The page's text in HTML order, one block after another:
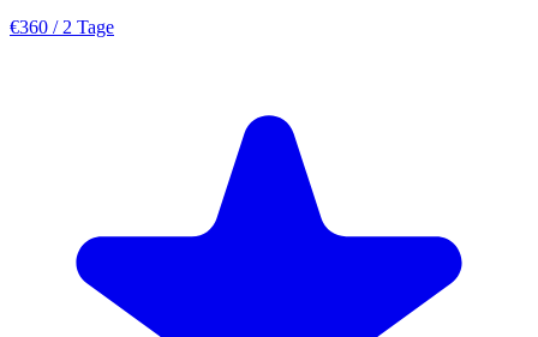
€360 / 2 Tage